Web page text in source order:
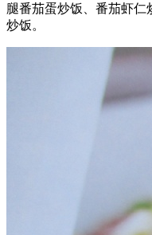
腿番茄蛋炒饭、番茄虾仁
炒饭。